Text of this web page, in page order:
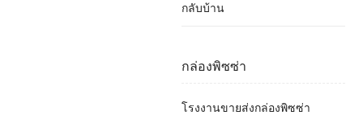
กลับบ้าน
กล่องพิซซ่า
โรงงานขายส่งกล่องพิซซ่า